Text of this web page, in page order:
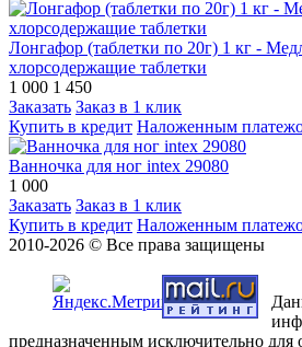
Лонгафор (таблетки по 20г) 1 кг -
хлорсодержащие таблетки
1 000 1 450
Заказать Заказ в 1 клик
Купить в кредит Наложенным
Ванночка для ног intex 29080
1 000
Заказать Заказ в 1 клик
Купить в кредит Наложенным
2010-2026 © Все права защищены
предназначенным исключительно для